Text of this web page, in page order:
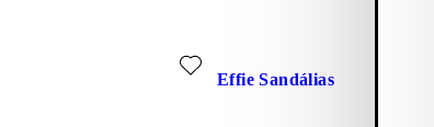
SANDÁLIAS (Preto, Envernizado/Com Relevo)
Effie Sandálias
Adicionar favorito: EFFIE